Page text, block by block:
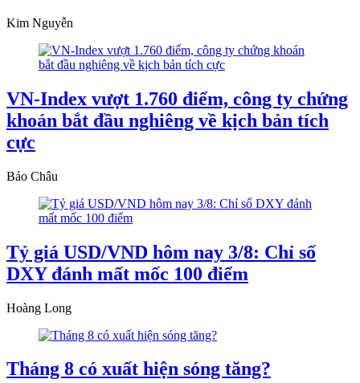
Kim Nguyễn
VN-Index vượt 1.760 điểm, công ty chứng
khoán bắt đầu nghiêng về kịch bản tích
cực
Bảo Châu
Tỷ giá USD/VND hôm nay 3/8: Chỉ số
DXY đánh mất mốc 100 điểm
Hoàng Long
Tháng 8 có xuất hiện sóng tăng?